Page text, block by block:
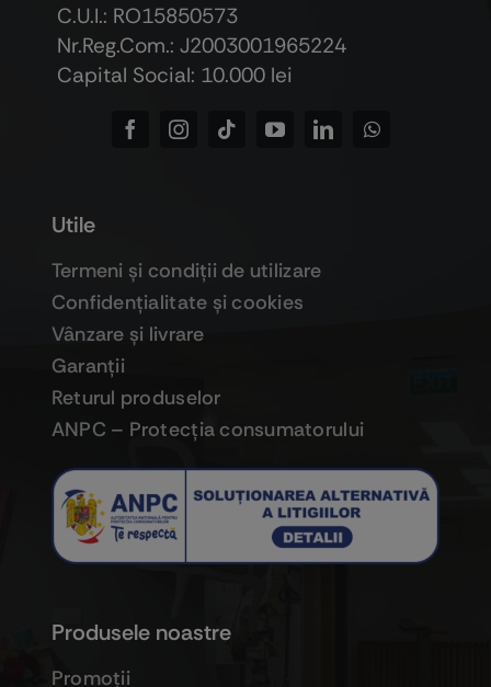
C.U.I.: RO15850573
Nr.Reg.Com.: J2003001965224
Capital Social: 10.000 lei
Produsele noastre
Promoţii
Utile
Termeni şi condiţii de utilizare
Confidenţialitate şi cookies
Vânzare şi livrare
Garanţii
Returul produselor
ANPC – Protecţia consumatorului